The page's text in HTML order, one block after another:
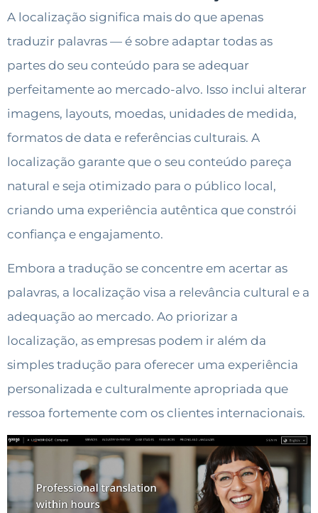
A localização significa mais do que apenas
traduzir palavras — é sobre adaptar todas as
partes do seu conteúdo para se adequar
perfeitamente ao mercado-alvo. Isso inclui alterar
imagens, layouts, moedas, unidades de medida,
formatos de data e referências culturais. A
localização garante que o seu conteúdo pareça
natural e seja otimizado para o público local,
criando uma experiência autêntica que constrói
confiança e engajamento.
Embora a tradução se concentre em acertar as
palavras, a localização visa a relevância cultural e a
adequação ao mercado. Ao priorizar a
localização, as empresas podem ir além da
simples tradução para oferecer uma experiência
personalizada e culturalmente apropriada que
ressoa fortemente com os clientes internacionais.